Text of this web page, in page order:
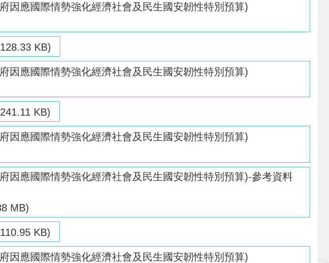
因應國際情勢強化經濟社會及民生國安韌性特別預算)
KB)
因應國際情勢強化經濟社會及民生國安韌性特別預算)
KB)
因應國際情勢強化經濟社會及民生國安韌性特別預算)
因應國際情勢強化經濟社會及民生國安韌性特別預算)-參考資料
MB)
KB)
因應國際情勢強化經濟社會及民生國安韌性特別預算)